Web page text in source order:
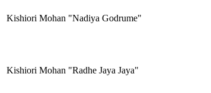
Kishiori Mohan "Nadiya Godrume"
Kishiori Mohan "Radhe Jaya Jaya"